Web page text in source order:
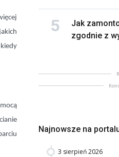
Jak
zgodnie z
Najnowsze na
3 sierpień 2026